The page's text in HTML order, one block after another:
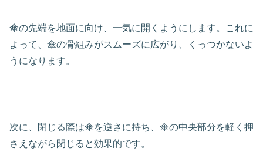
傘の先端を地面に向け、一気に開くようにします。これに
よって、傘の骨組みがスムーズに広がり、くっつかないよ
うになります。
次に、閉じる際は傘を逆さに持ち、傘の中央部分を軽く押
さえながら閉じると効果的です。